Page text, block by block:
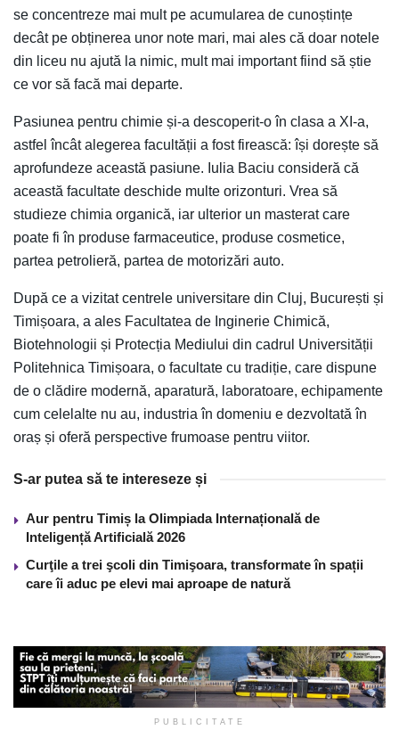
se concentreze mai mult pe acumularea de cunoștințe
decât pe obținerea unor note mari, mai ales că doar notele
din liceu nu ajută la nimic, mult mai important fiind să știe
ce vor să facă mai departe.
Pasiunea pentru chimie și-a descoperit-o în clasa a XI-a,
astfel încât alegerea facultății a fost firească: își dorește să
aprofundeze această pasiune. Iulia Baciu consideră că
această facultate deschide multe orizonturi. Vrea să
studieze chimia organică, iar ulterior un masterat care
poate fi în produse farmaceutice, produse cosmetice,
partea petrolieră, partea de motorizări auto.
După ce a vizitat centrele universitare din Cluj, București și
Timișoara, a ales Facultatea de Inginerie Chimică,
Biotehnologii și Protecția Mediului din cadrul Universității
Politehnica Timișoara, o facultate cu tradiție, care dispune
de o clădire modernă, aparatură, laboratoare, echipamente
cum celelalte nu au, industria în domeniu e dezvoltată în
oraș și oferă perspective frumoase pentru viitor.
S-ar putea să te intereseze și
Aur pentru Timiș la Olimpiada Internațională de
Inteligență Artificială 2026
Curţile a trei şcoli din Timişoara, transformate în spații
care îi aduc pe elevi mai aproape de natură
PUBLICITATE